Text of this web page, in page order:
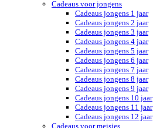
Cadeaus voor jongens
Cadeaus jongens 1 jaar
Cadeaus jongens 2 jaar
Cadeaus jongens 3 jaar
Cadeaus jongens 4 jaar
Cadeaus jongens 5 jaar
Cadeaus jongens 6 jaar
Cadeaus jongens 7 jaar
Cadeaus jongens 8 jaar
Cadeaus jongens 9 jaar
Cadeaus jongens 10 jaar
Cadeaus jongens 11 jaar
Cadeaus jongens 12 jaar
Cadeaus voor meisjes